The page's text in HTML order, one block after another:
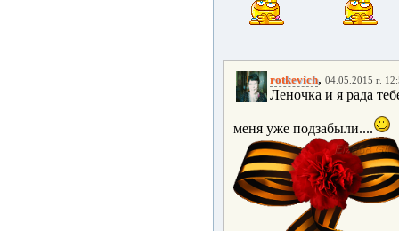
rotkevich, 04.05.2015 г.
Леночка и я рада
меня уже подзабыли....